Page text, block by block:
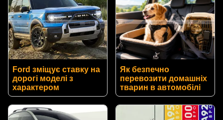
Ford зміщує ставку на
дорогі моделі з
характером
Як безпечно
перевозити домашніх
тварин в автомобілі